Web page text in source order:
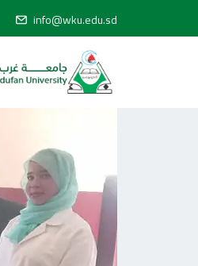
info@wku.edu.sd